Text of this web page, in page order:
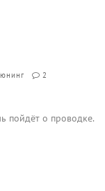
2
пойдёт о проводке.